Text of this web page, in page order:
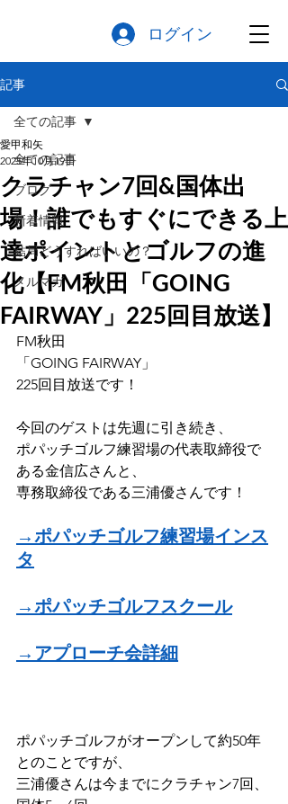
ログイン
記事
全ての記事
ブログ
新着情報
結局どうすればいいの？
メルマガ
全ての記事
クラチャン7回&国体出
場！誰でもすぐにできる上
達ポイントとゴルフの進
化【FM秋田「GOING
FAIRWAY」225回目放送】
愛甲和矢
2025年10月19日
FM秋田
「GOING FAIRWAY」
225回目放送です！
今回のゲストは先週に引き続き、
ポパッチゴルフ練習場の代表取締役で
ある金信広さんと、
専務取締役である三浦優さんです！
→ポパッチゴルフ練習場インス
タ
→ポパッチゴルフスクール
→アプローチ会詳細
ポパッチゴルフがオープンして約50年
とのことですが、
三浦優さんは今までにクラチャン7回、